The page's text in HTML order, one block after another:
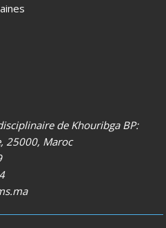
de Khouribga BP:
25000, Maroc